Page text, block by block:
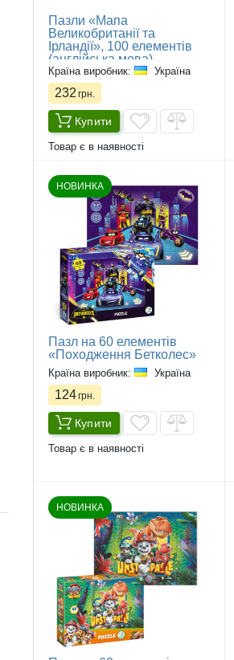
Пазли «Мапа
Великобританії та
Ірландії», 100 елементів
(англійська мова)
Країна виробник: Україна
232 грн.
Купити
Товар є в наявності
НОВИНКА
Пазл на 60 елементів
«Походження Бетколес»
Країна виробник: Україна
124грн.
Купити
Товар є в наявності
НОВИНКА